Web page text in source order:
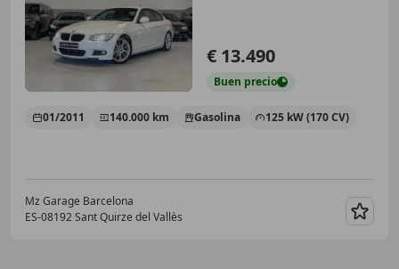
€ 13.490
Buen precio
01/2011 140.000 km Gasolina 125 kW (170 CV)
Mz Garage Barcelona
ES-08192 Sant Quirze del Vallès